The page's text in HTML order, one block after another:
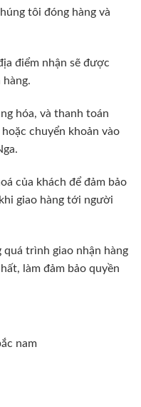
tôi đóng hàng và
điểm nhận sẽ được
hàng.
hóa, và thanh toán
chuyển khoản vào
của khách để đảm bảo
giao hàng tới người
trình giao nhận hàng
làm đảm bảo quyền
nam